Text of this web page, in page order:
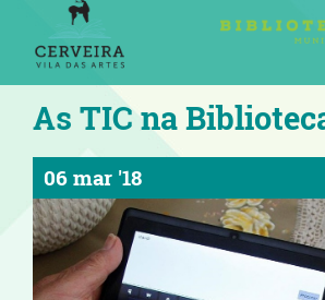
As TIC na
06 mar '18